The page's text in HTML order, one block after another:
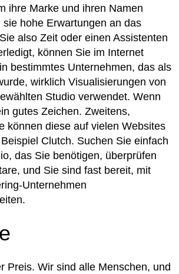
ihre Marke und ihren Namen
sie hohe Erwartungen an das
also Zeit oder einen Assistenten
können Sie im Internet
bestimmtes Unternehmen, das als
wirklich Visualisierungen von
Studio verwendet. Wenn
gutes Zeichen. Zweitens,
können diese auf vielen Websites
Clutch. Suchen Sie einfach
das Sie benötigen, überprüfen
und Sie sind fast bereit, mit
Unternehmen
Preis. Wir sind alle Menschen, und